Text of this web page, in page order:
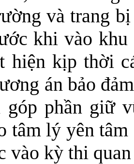
và trang
khi vào khu
hiện kịp thời
án bảo
góp phần giữ
tâm lý yên
vào kỳ thi